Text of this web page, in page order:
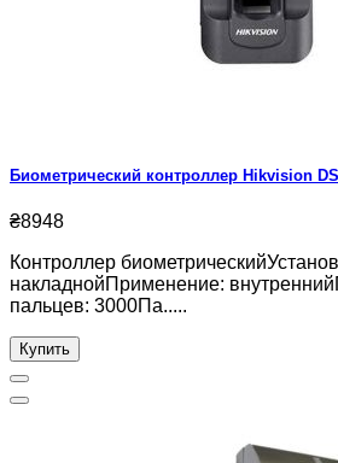
Биометрический контроллер Hikvision
₴8948
Контроллер
накладнойПрименение:
пальцев: 3000Па.....
Купить